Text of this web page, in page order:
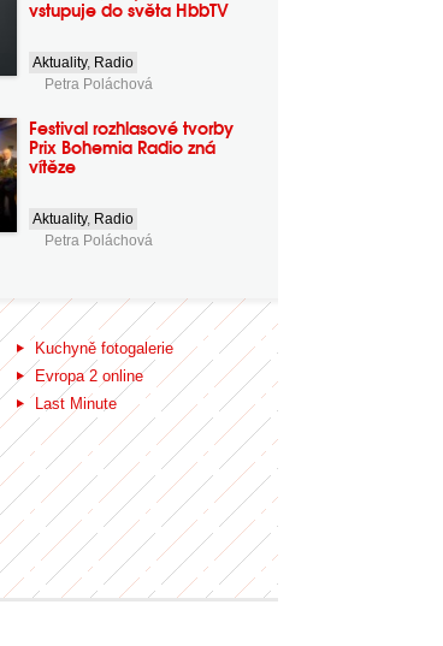
vstupuje do světa HbbTV
Aktuality, Radio
Petra Poláchová
Festival rozhlasové tvorby
Prix Bohemia Radio zná
vítěze
Aktuality, Radio
Petra Poláchová
Kuchyně fotogalerie
Evropa 2 online
Last Minute